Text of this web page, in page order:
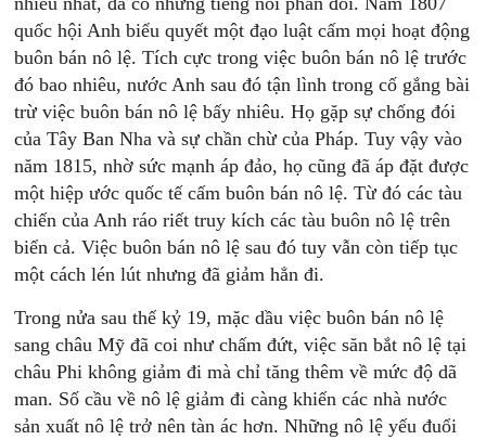
quốc hội Anh biểu quyết một đạo luật cấm mọi hoạt động
buôn bán nô lệ. Tích cực trong việc buôn bán nô lệ trước
đó bao nhiêu, nước Anh sau đó tận lình trong cố gắng bài
trừ việc buôn bán nô lệ bấy nhiêu. Họ gặp sự chống đói
của Tây Ban Nha và sự chần chừ của Pháp. Tuy vậy vào
năm 1815, nhờ sức mạnh áp đảo, họ cũng đã áp đặt được
một hiệp ước quốc tế cấm buôn bán nô lệ. Từ đó các tàu
chiến của Anh ráo riết truy kích các tàu buôn nô lệ trên
biển cả. Việc buôn bán nô lệ sau đó tuy vẫn còn tiếp tục
một cách lén lút nhưng đã giảm hẳn đi.
Trong nửa sau thế kỷ 19, mặc dầu việc buôn bán nô lệ
sang châu Mỹ đã coi như chấm đứt, việc săn bắt nô lệ tại
châu Phi không giảm đi mà chỉ tăng thêm về mức độ dã
man. Số cầu về nô lệ giảm đi càng khiến các nhà nước
sản xuất nô lệ trở nên tàn ác hơn. Những nô lệ yếu đuổi